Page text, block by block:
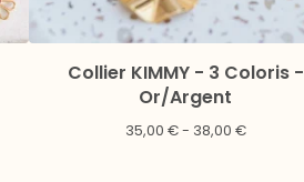
Collier KIMMY - 3 Coloris -
Or/Argent
35,00 €- 38,00 €